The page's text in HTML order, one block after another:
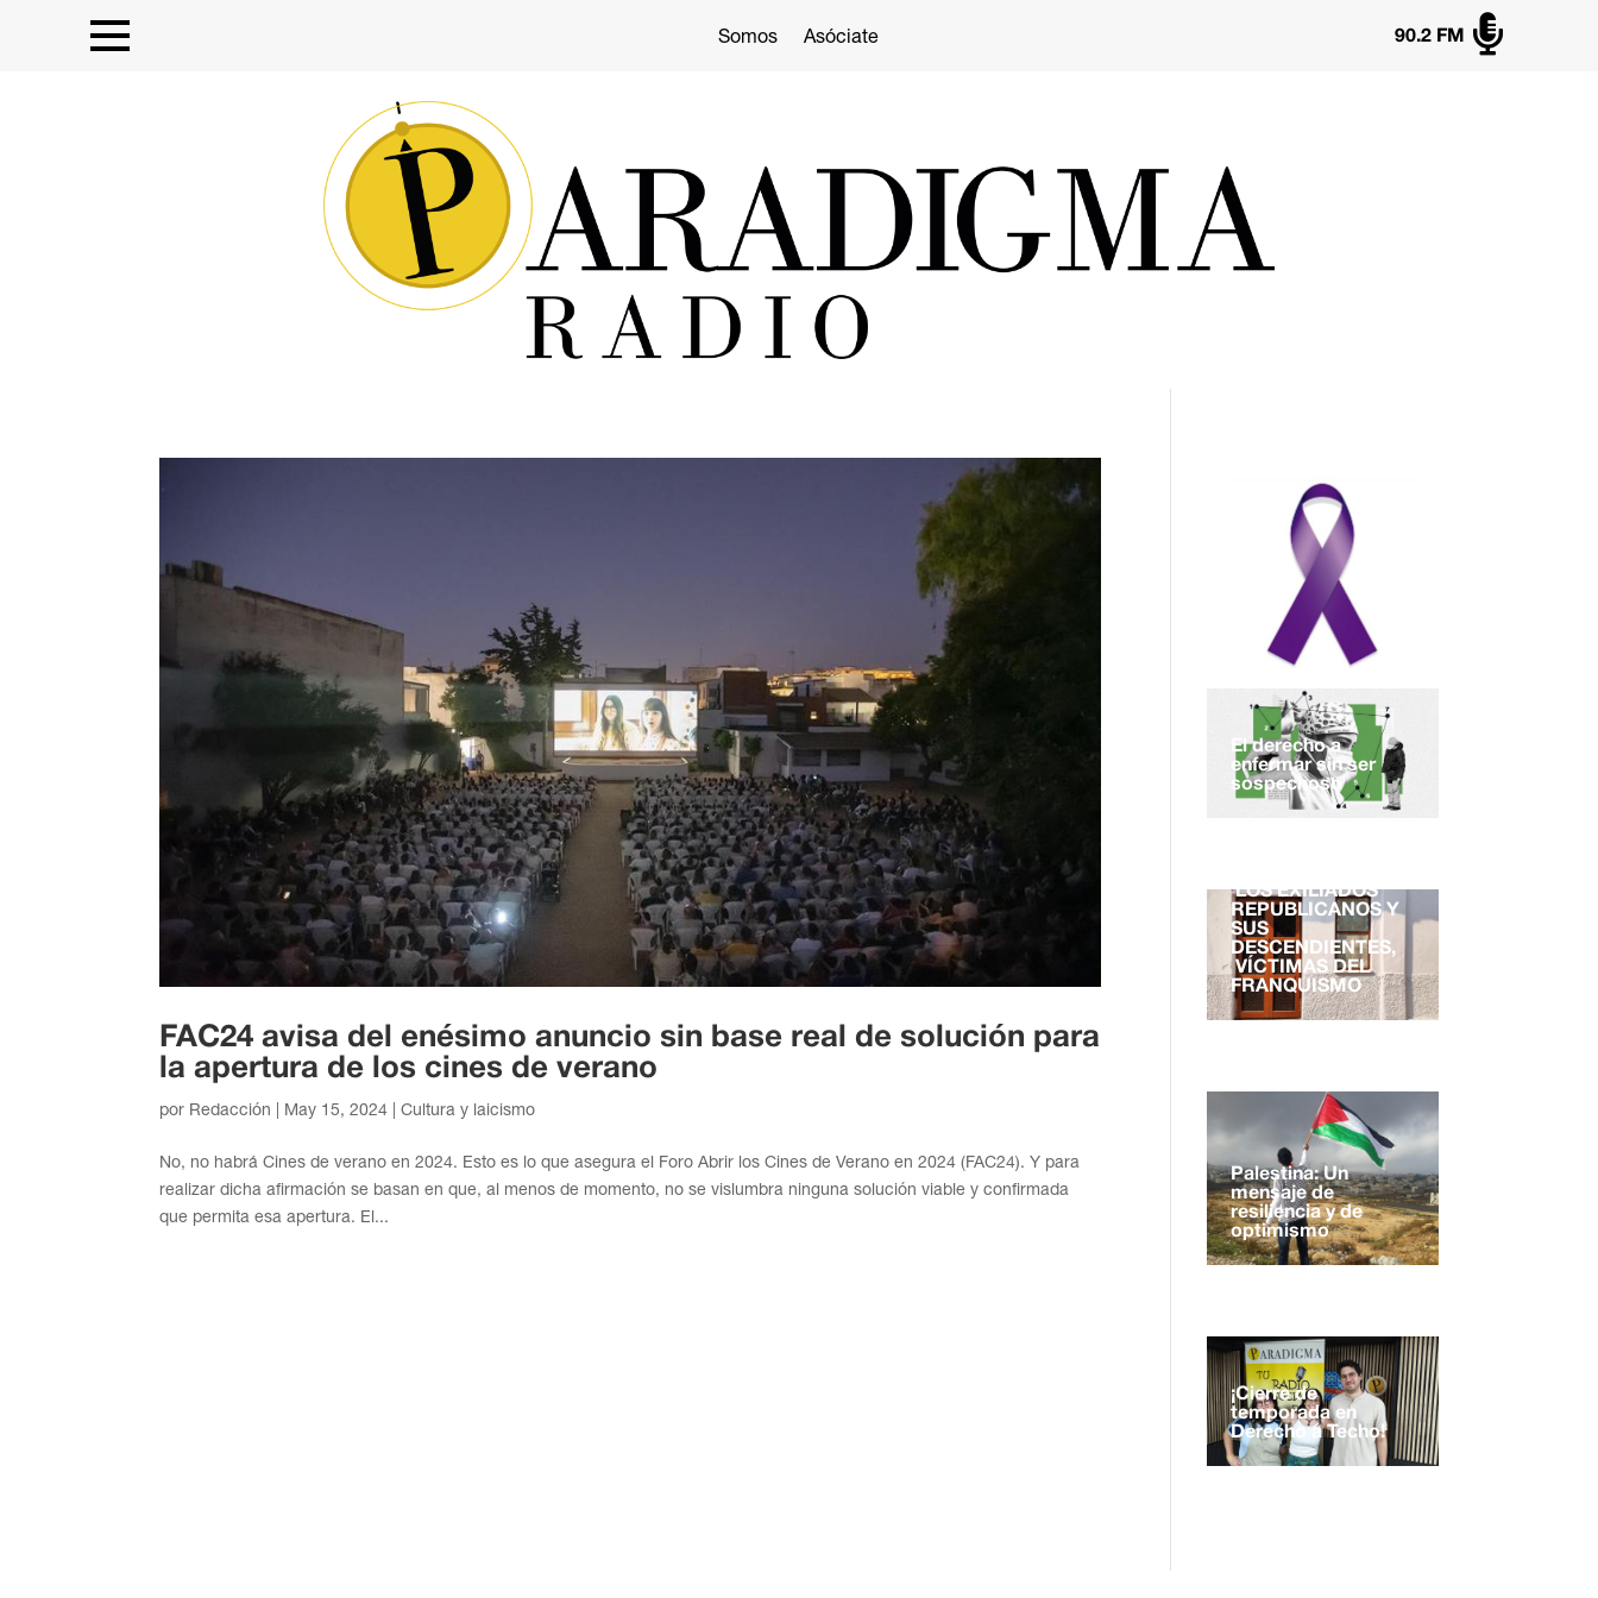
Somos Asóciate 
90.2 FM
FAC24 avisa del enésimo anuncio sin base real de solución para
la apertura de los cines de verano
por Redacción May 15, 2024 |Cultura y laicismo
No, no habrá Cines de verano en 2024. Esto es lo que asegura el Foro Abrir los Cines de Verano en 2024 (FAC24). Y para
realizar dicha afirmación se basan en que, al menos de momento, no se vislumbra ninguna solución viable y confirmada
que permita esa apertura. El...
El derecho a
enfermar sin ser
sospechoso
LOS EXILIADOS
REPUBLICANOS Y
SUS
DESCENDIENTES,
VÍCTIMAS DEL
FRANQUISMO
Palestina: Un
mensaje de
resiliencia y de
optimismo
¡Cierre de
temporada en
Derecho a Techo!